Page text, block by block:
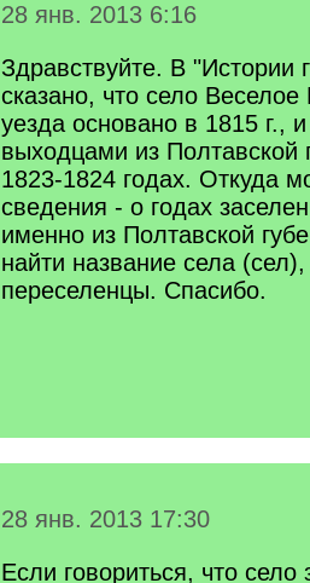
28 янв. 2013 6:16
Здравствуйте. В "Истории
сказано, что село Веселое
уезда основано в 1815 г.,
выходцами из Полтавской
1823-1824 годах. Откуда
сведения - о годах
именно из Полтавской
найти название села
переселенцы. Спасибо.
28 янв. 2013 17:30
Если говориться, что село